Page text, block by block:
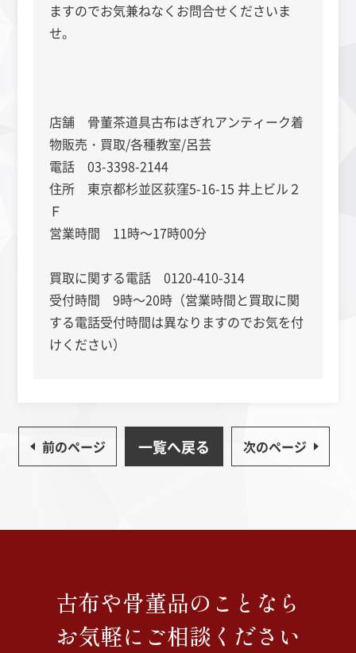
ますのでお気兼ねなくお問合せくださいま
せ。
店舗 骨董茶道具古布はぎれアンティーク着
物販売・買取/各種教室/呂芸
電話 03-3398-2144
住所 東京都杉並区荻窪5-16-15 井上ビル２
Ｆ
営業時間 11時～17時00分
買取に関する電話 0120-410-314
受付時間 9時～20時（営業時間と買取に関
する電話受付時間は異なりますのでお気を付
けください）
前のページ 一覧へ戻る 次のページ
古布や骨董品のことなら
お気軽にご相談ください